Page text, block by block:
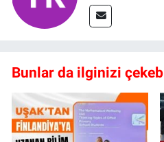
Bunlar da ilginizi